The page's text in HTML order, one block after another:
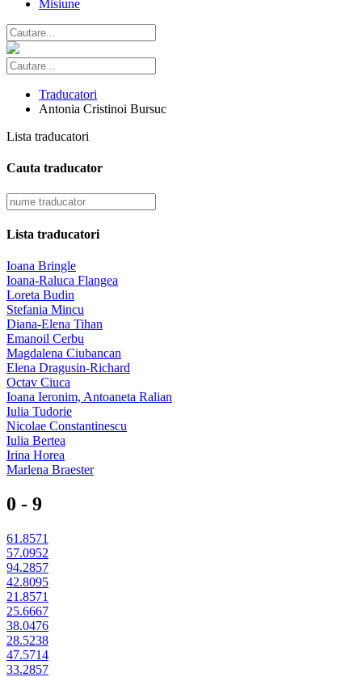
Misiune
Traducatori
Antonia Cristinoi Bursuc
Lista traducatori
Cauta traducator
Lista traducatori
Ioana Bringle
Ioana-Raluca Flangea
Loreta Budin
Stefania Mincu
Diana-Elena Tihan
Emanoil Cerbu
Magdalena Ciubancan
Elena Dragusin-Richard
Octav Ciuca
Ioana Ieronim, Antoaneta Ralian
Iulia Tudorie
Nicolae Constantinescu
Iulia Bertea
Irina Horea
Marlena Braester
0 - 9
61.8571
57.0952
94.2857
42.8095
21.8571
25.6667
38.0476
28.5238
47.5714
33.2857